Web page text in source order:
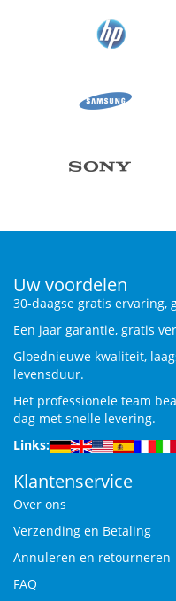
Uw voordelen
30-daagse gratis ervaring,
Een jaar garantie, gratis
Gloednieuwe kwaliteit,
levensduur.
Het professionele team
dag met snelle levering.
Links:
Klantenservice
Over ons
Verzending en Betaling
Annuleren en retourneren
FAQ